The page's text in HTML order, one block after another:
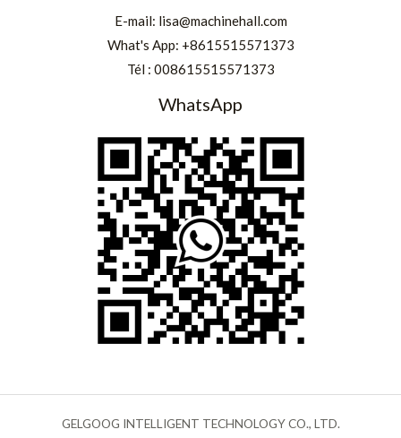
E-mail: lisa@machinehall.com
What's App: +8615515571373
Tél : 008615515571373
WhatsApp
GELGOOG INTELLIGENT TECHNOLOGY CO., LTD.